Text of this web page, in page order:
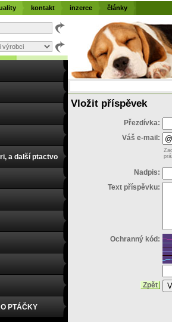
Vložit příspěvek
Přezdívka:
Váš e-mail:
Nadpis:
Text příspěvku:
Ochranný kód:
Zpět
a další ptactvo
PTÁČKY
kontakt inzerce články